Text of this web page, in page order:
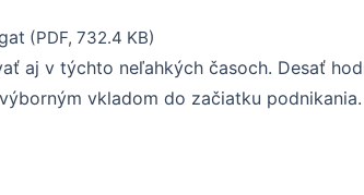
(PDF, 732.4 KB)
aj v týchto neľahkých časoch. Desať
vkladom do začiatku podnikania.